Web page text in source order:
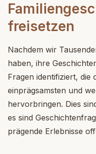
freisetzen
Nachdem wir
haben, ihre
Fragen identifiziert, die
einprägsamsten und
hervorbringen. Dies
es sind
prägende Erlebnisse